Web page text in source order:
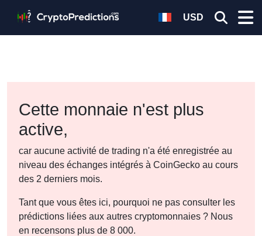
USD
Cette monnaie n'est plus
active,
car aucune activité de trading n'a été enregistrée au
niveau des échanges intégrés à CoinGecko au cours
des 2 derniers mois.
Tant que vous êtes ici, pourquoi ne pas consulter les
prédictions liées aux autres cryptomonnaies ? Nous
en recensons plus de 8 000.